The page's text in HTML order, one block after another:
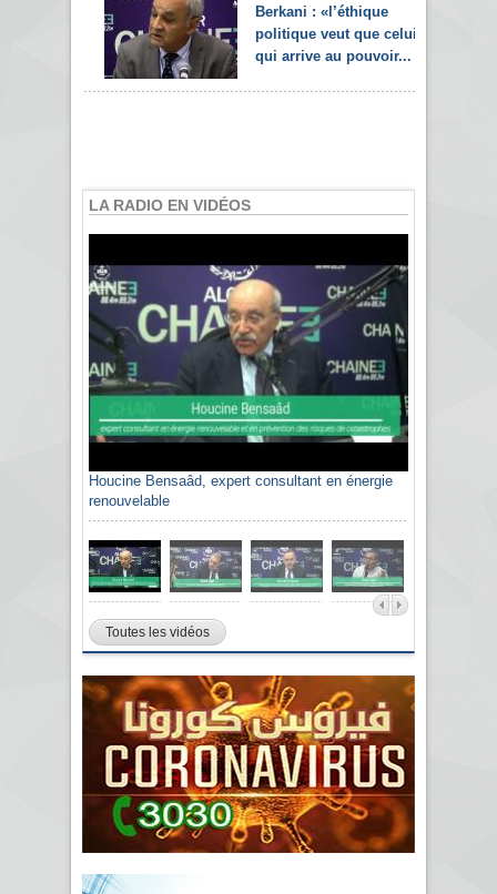
Berkani : «l’éthique
politique veut que celui
qui arrive au pouvoir...
LA RADIO EN VIDÉOS
Houcine Bensaâd, expert consultant en énergie
renouvelable
Toutes les vidéos